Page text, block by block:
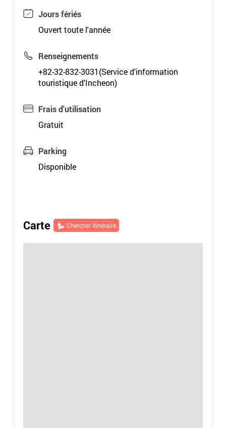
Jours fériés
Ouvert toute l'année
Renseignements
+82-32-832-3031(Service d'information
touristique d'Incheon)
Frais d'utilisation
Gratuit
Parking
Disponible
Carte Chercher itinéraire